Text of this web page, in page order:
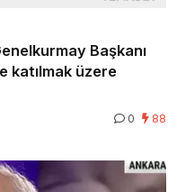
Başkanı
katılmak üzere
0 88